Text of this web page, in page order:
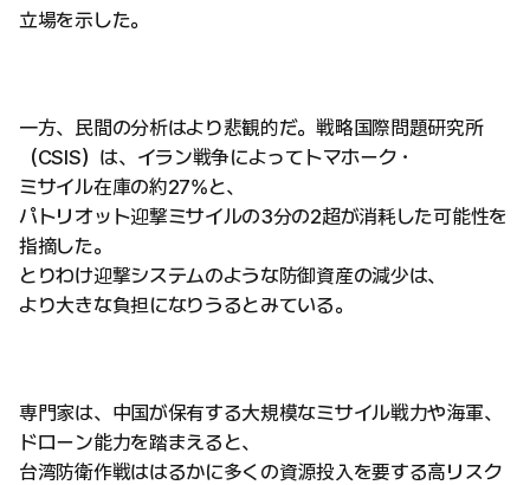
立場を示した。
一方、民間の分析はより悲観的だ。戦略国際問題研究所
（CSIS）は、イラン戦争によってトマホーク・
ミサイル在庫の約27%と、
パトリオット迎撃ミサイルの3分の2超が消耗した可能性を
指摘した。
とりわけ迎撃システムのような防御資産の減少は、
より大きな負担になりうるとみている。
専門家は、中国が保有する大規模なミサイル戦力や海軍、
ドローン能力を踏まえると、
台湾防衛作戦ははるかに多くの資源投入を要する高リスク